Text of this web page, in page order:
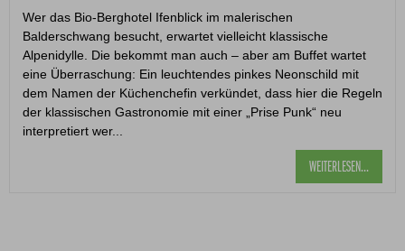
Wer das Bio-Berghotel Ifenblick im malerischen
Balderschwang besucht, erwartet vielleicht klassische
Alpenidylle. Die bekommt man auch – aber am Buffet wartet
eine Überraschung: Ein leuchtendes pinkes Neonschild mit
dem Namen der Küchenchefin verkündet, dass hier die Regeln
der klassischen Gastronomie mit einer „Prise Punk“ neu
interpretiert wer...
WEITERLESEN...